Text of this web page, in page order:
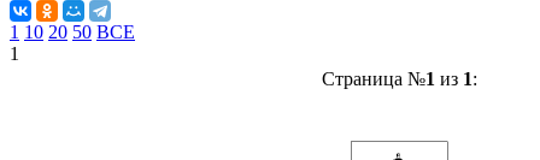
1 10 20 50 ВСЕ
1
Страница №1 из 1: